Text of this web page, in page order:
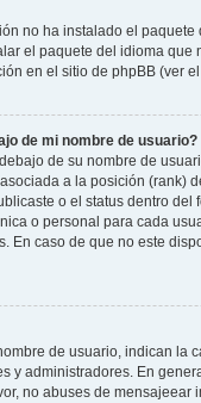
no ha instalado el
el paquete del idioma
en el sitio de phpBB (ver
de mi nombre de usuario?
de su nombre de
a la posición (rank)
o el status dentro
o personal para cada
En caso de que no este
de usuario, indican
y administradores. En
no abuses de